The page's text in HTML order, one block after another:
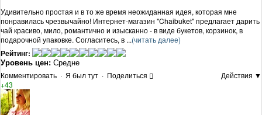
Удивительно простая и в то же время неожиданная идея, которая мне
понравилась чрезвычайно! Интернет-магазин "Chaibuket" предлагает дарить
чай красиво, мило, романтично и изысканно - в виде букетов, корзинок, в
подарочной упаковке. Согласитесь, в ...(читать далее)
Рейтинг:
Уровень цен: Средне
Комментировать · Я был тут · Поделиться
Действия ▼
+43